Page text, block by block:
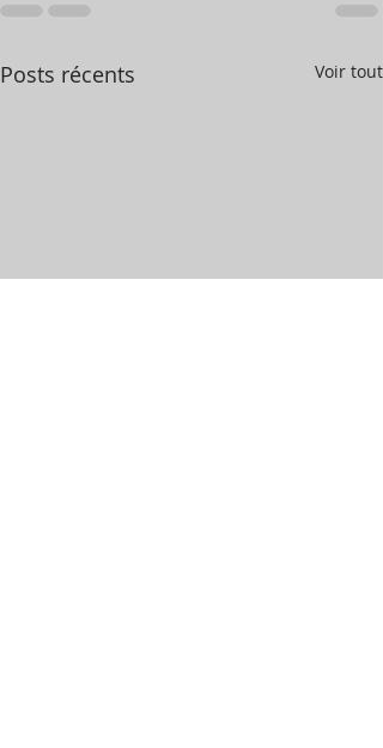
Posts récents Voir tout